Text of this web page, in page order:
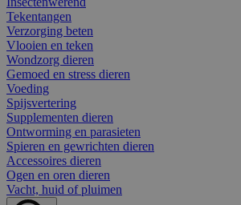
Tekentangen
Verzorging beten
Vlooien en teken
Wondzorg dieren
Gemoed en stress dieren
Voeding
Spijsvertering
Supplementen dieren
Ontworming en parasieten
Spieren en gewrichten dieren
Accessoires dieren
Ogen en oren dieren
Vacht, huid of pluimen